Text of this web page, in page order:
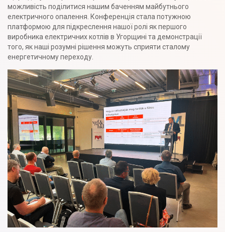
можливість поділитися нашим баченням майбутнього
електричного опалення. Конференція стала потужною
платформою для підкреслення нашої ролі як першого
виробника електричних котлів в Угорщині та демонстрації
того, як наші розумні рішення можуть сприяти сталому
енергетичному переходу.